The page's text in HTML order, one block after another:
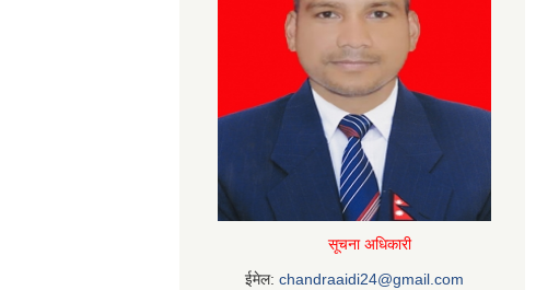
सूचना अधिकारी
ईमेल: chandraaidi24@gmail.com